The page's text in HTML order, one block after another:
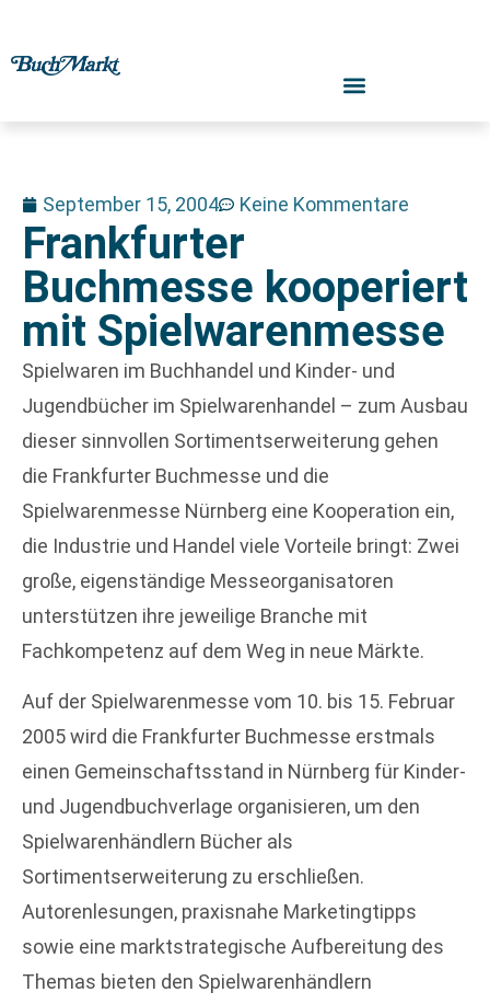
September 15, 2004 Keine Kommentare
Frankfurter
Buchmesse kooperiert
mit Spielwarenmesse
Spielwaren im Buchhandel und Kinder- und
Jugendbücher im Spielwarenhandel – zum Ausbau
dieser sinnvollen Sortimentserweiterung gehen
die Frankfurter Buchmesse und die
Spielwarenmesse Nürnberg eine Kooperation ein,
die Industrie und Handel viele Vorteile bringt: Zwei
große, eigenständige Messeorganisatoren
unterstützen ihre jeweilige Branche mit
Fachkompetenz auf dem Weg in neue Märkte.
Auf der Spielwarenmesse vom 10. bis 15. Februar
2005 wird die Frankfurter Buchmesse erstmals
einen Gemeinschaftsstand in Nürnberg für Kinder-
und Jugendbuchverlage organisieren, um den
Spielwarenhändlern Bücher als
Sortimentserweiterung zu erschließen.
Autorenlesungen, praxisnahe Marketingtipps
sowie eine marktstrategische Aufbereitung des
Themas bieten den Spielwarenhändlern